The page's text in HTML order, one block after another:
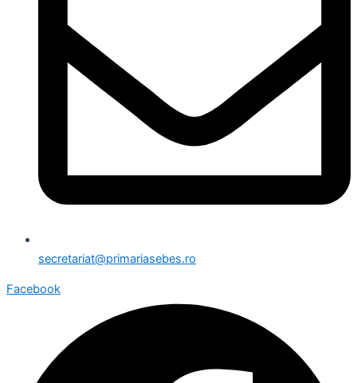
secretariat@primariasebes.ro
Facebook